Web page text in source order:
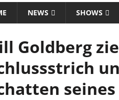
NEWS SHOWS
Goldberg